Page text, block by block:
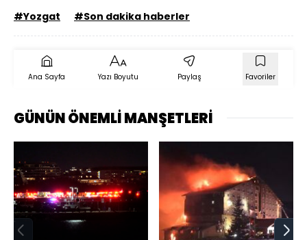
#Yozgat #Son dakika haberler
Ana Sayfa Yazı Boyutu Paylaş Favoriler
GÜNÜN ÖNEMLİ MANŞETLERİ